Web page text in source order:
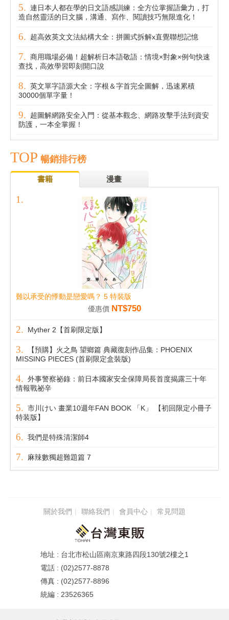
連日本人都在學的日文語感訓練：全方位掌握語彙力，打
造自然靈活的日文腦，溝通、寫作、閱讀技巧無限進化！
超高效英文文法結構大全：拼圖式拆解x直覺聯想記憶
商用職場必備！超解析日本語敬語：情境×對象×例句快速
查找，高效學習即刻開口說
英文單字語源大全：字根＆字首完全圖解，迅速累積
30000個單字量！
超圖解網路安全入門：從基本觀念、網路攻擊手法到資安
防護，一本全掌握！
TOP 暢銷排行榜
書籍 漫畫
難以承受的悸動是戀愛嗎？ 5 特裝版
優惠價 NT$750
Myther 2【首刷限定版】
【預購】火之鳥 望鄉篇 典藏復刻作品集：PHOENIX
MISSING PIECES (首刷限定盒裝版)
外事警察祕錄：前日本國家安全保障局長首度揭露三十年
情報戰祕辛
市川けい 畫業10週年FAN BOOK 「K」 【初回限定小冊子
特装版】
我們是特殊清潔師4
麻辣數獨超難題篇 7
關於我們 聯絡我們 會員中心 常見問題
台北市松山區南京東路四段130號2樓之1
(02)2577-8878
(02)2577-8896
23526365